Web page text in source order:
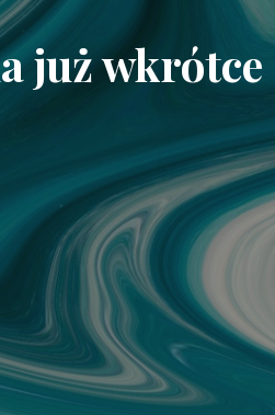
już wkrótce